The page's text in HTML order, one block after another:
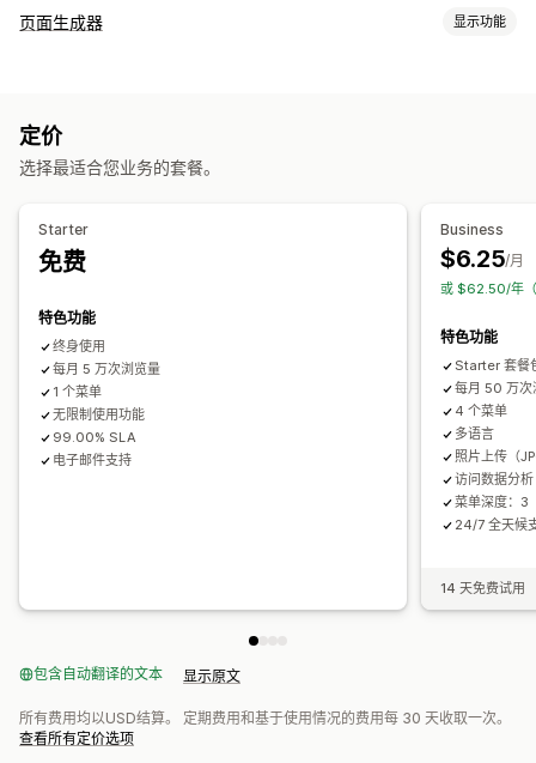
菜单样式
浏览
页面路径 返回顶部 固定导航栏
拖放式编辑器
自定义图标
图片尺寸
页面生成器 显示功能
帮助中心页面
职业页面 法律页面 评论页面
编辑器工具
自定义字体
自动适应移动设备
CDN 洞察和技巧
定价
选择最适合您业务的套餐。
Starter
免费
特色功能
终身使用
每月 5 万次浏览量
1 个菜单
无限制使用功能
99.00% SLA
电子邮件支持
Business
$6.25/月
或 $62.50/年（
特色功能
Starter 套餐
每月 50 万次
4 个菜单
多语言
照片上传（
访问数据分析
菜单深度：3
24/7 全天候
14 天免费试用
包含自动翻译的文本 显示原文
所有费用均以USD结算。 定期费用和基于使用情况的费用每 30 天收取一次。
查看所有定价选项